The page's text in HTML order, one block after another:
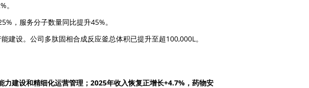
。
，服务分子数量同比提升45%。
建设。公司多肽固相合成反应釜总体积已提升至超100,000L。
力建设和精细化运营管理；2025年收入恢复正增长+4.7%，药物安